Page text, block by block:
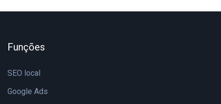
Funções
SEO local
Google Ads